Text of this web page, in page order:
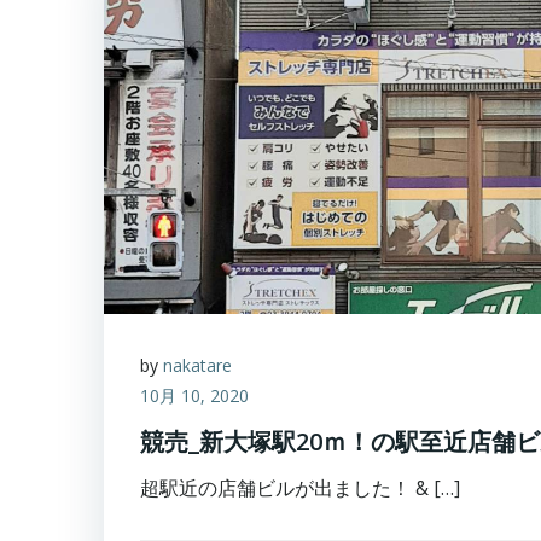
by nakatare
10月 10, 2020
競売_新大塚駅20ｍ！の駅至近店舗
超駅近の店舗ビルが出ました！ & […]